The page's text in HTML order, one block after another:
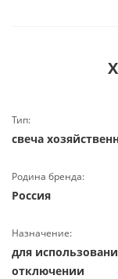
Тип:
свеча
Родина бренда:
Россия
Назначение:
для
отключении